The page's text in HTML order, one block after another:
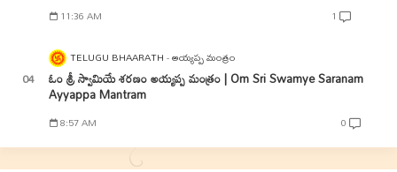
11:36 AM 1
TELUGU BHAARATH అయ్యప్ప మంత్రం
ఓం శ్రీ స్వామియే శరణం అయ్యప్ప మంత్రం | Om Sri Swamye Saranam
Ayyappa Mantram
8:57 AM 0